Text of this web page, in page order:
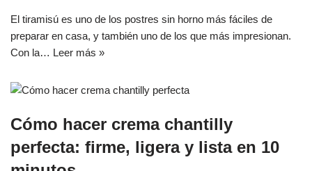
El tiramisú es uno de los postres sin horno más fáciles de
preparar en casa, y también uno de los que más impresionan.
Con la… Leer más »
Cómo hacer crema chantilly
perfecta: firme, ligera y lista en 10